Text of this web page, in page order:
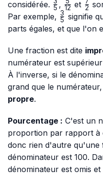
considérée. \frac{3}
{5}
5 , \frac{5}
{12}
12 et
{2}
2
Par exemple, \frac{3}
{5}
5
3 signifie
parts égales, et que l'on
Une fraction est dite
numérateur est
À l'inverse, si le
grand que le
propre.
Pourcentage : C'est un
proportion par rapport à
donc rien d'autre qu'une
dénominateur est 100.
dénominateur est omis